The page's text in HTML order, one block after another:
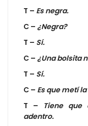
T – Es negra.
C – ¿Negra?
T – Sí.
C – ¿Una bolsita
T – Sí.
C – Es que metí
T –
Tiene
adentro.